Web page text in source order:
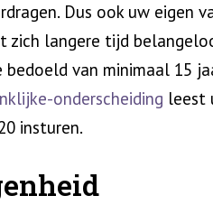
Dus ook uw eigen
zich langere tijd
bedoeld van minimaal
onderscheiding leest
insturen.